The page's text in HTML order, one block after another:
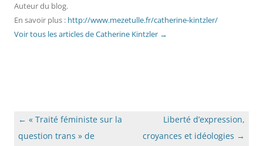
Auteur du blog.
En savoir plus : http://www.mezetulle.fr/catherine-kintzler/
Voir tous les articles de Catherine Kintzler →
Navigation
des
← « Traité féministe sur la
question trans » de
Liberté d’expression,
croyances et idéologies →